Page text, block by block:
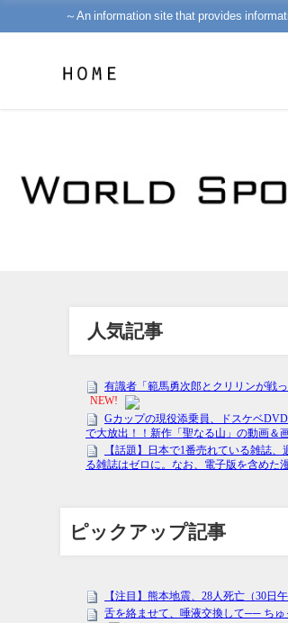
～An information site that provides
人気記事
ピックアップ記事